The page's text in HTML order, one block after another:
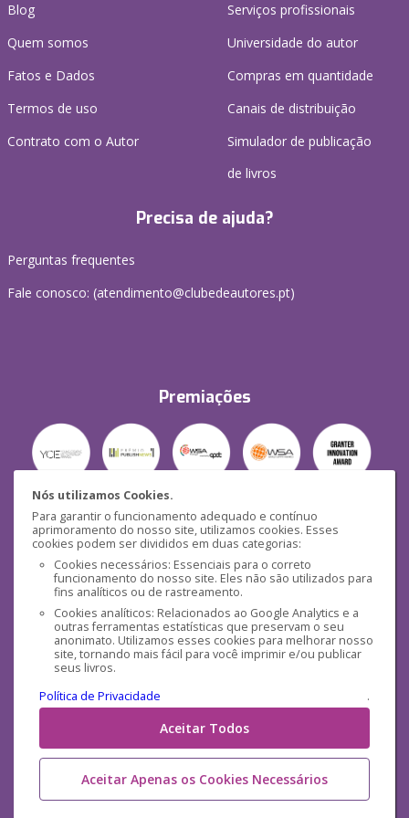
Nós utilizamos Cookies.
Para garantir o funcionamento adequado e contínuo
aprimoramento do nosso site, utilizamos cookies. Esses
cookies podem ser divididos em duas categorias:
Cookies necessários: Essenciais para o correto
funcionamento do nosso site. Eles não são utilizados para
fins analíticos ou de rastreamento.
Cookies analíticos: Relacionados ao Google Analytics e a
outras ferramentas estatísticas que preservam o seu
anonimato. Utilizamos esses cookies para melhorar nosso
site, tornando mais fácil para você imprimir e/ou publicar
seus livros.
Política de Privacidade
.
Aceitar Todos
Aceitar Apenas os Cookies Necessários
Blog
Quem somos
Fatos e Dados
Termos de uso
Contrato com o Autor
Serviços profissionais
Universidade do autor
Compras em quantidade
Canais de distribuição
Simulador de publicação
de livros
Precisa de ajuda?
Perguntas frequentes
Fale conosco: (atendimento@clubedeautores.pt)
Premiações
Segurança
Mídias Sociais